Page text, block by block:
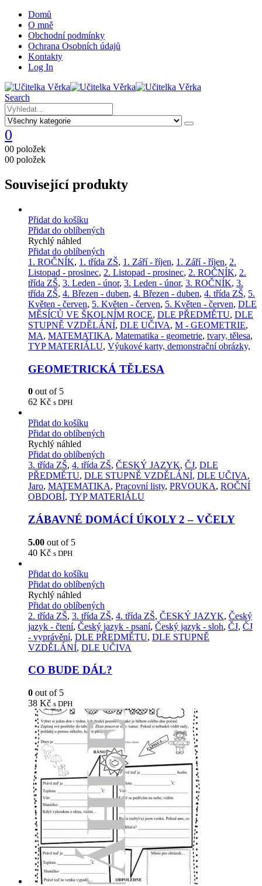
Domů
O mně
Obchodní podmínky
Ochrana Osobních údajů
Kontakty
Log In
Search
0
00 položek
00 položek
Související produkty
Přidat do košíku
Přidat do oblíbených
Rychlý náhled
Přidat do oblíbených
1. ROČNÍK, 1. třída ZŠ, 1. Září - říjen, 1. Září - říjen, 2.
Listopad - prosinec, 2. Listopad - prosinec, 2. ROČNÍK, 2.
třída ZŠ, 3. Leden - únor, 3. Leden - únor, 3. ROČNÍK, 3.
třída ZŠ, 4. Březen - duben, 4. Březen - duben, 4. třída ZŠ, 5.
Květen - červen, 5. Květen - červen, 5. Květen - červen, DLE
MĚSÍCŮ VE ŠKOLNÍM ROCE, DLE PŘEDMĚTU, DLE
STUPNĚ VZDĚLÁNÍ, DLE UČIVA, M - GEOMETRIE,
MA, MATEMATIKA, Matematika - geometrie, tvary, tělesa,
TYP MATERIÁLU, Výukové karty, demonstrační obrázky,
GEOMETRICKÁ TĚLESA
0 out of 5
62 Kč s DPH
Přidat do košíku
Přidat do oblíbených
Rychlý náhled
Přidat do oblíbených
3. třída ZŠ, 4. třída ZŠ, ČESKÝ JAZYK, ČJ, DLE
PŘEDMĚTU, DLE STUPNĚ VZDĚLÁNÍ, DLE UČIVA,
Jaro, MATEMATIKA, Pracovní listy, PRVOUKA, ROČNÍ
OBDOBÍ, TYP MATERIÁLU
ZÁBAVNÉ DOMÁCÍ ÚKOLY 2 – VČELY
5.00 out of 5
40 Kč s DPH
Přidat do košíku
Přidat do oblíbených
Rychlý náhled
Přidat do oblíbených
2. třída ZŠ, 3. třída ZŠ, 4. třída ZŠ, ČESKÝ JAZYK, Český
jazyk - čtení, Český jazyk - psaní, Český jazyk - sloh, ČJ, ČJ
- vyprávění, DLE PŘEDMĚTU, DLE STUPNĚ
VZDĚLÁNÍ, DLE UČIVA
CO BUDE DÁL?
0 out of 5
38 Kč s DPH